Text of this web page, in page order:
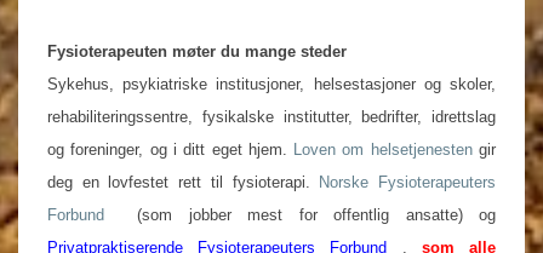
Fysioterapeuten møter du mange steder
Sykehus, psykiatriske institusjoner, helsestasjoner og skoler,
rehabiliteringssentre, fysikalske institutter, bedrifter, idrettslag
og foreninger, og i ditt eget hjem. Loven om helsetjenestengir
deg en lovfestet rett til fysioterapi.
Norske Fysioterapeuters
Forbund (som jobber mest for offentlig ansatte) og
Privatpraktiserende Fysioterapeuters Forbund , som alle